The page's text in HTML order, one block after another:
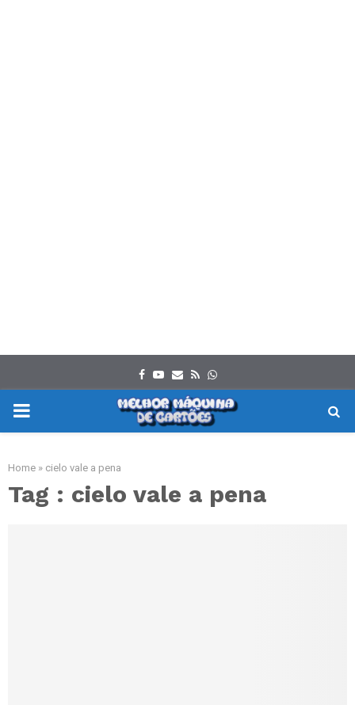
Facebook
Youtube
Email
RssWhatsapp
PRIMARY
Home » cielo vale a pena
Tag : cielo vale a pena